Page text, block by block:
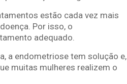
estão cada vez mais
Por isso, o
adequado.
a endometriose tem solução e,
muitas mulheres realizem o